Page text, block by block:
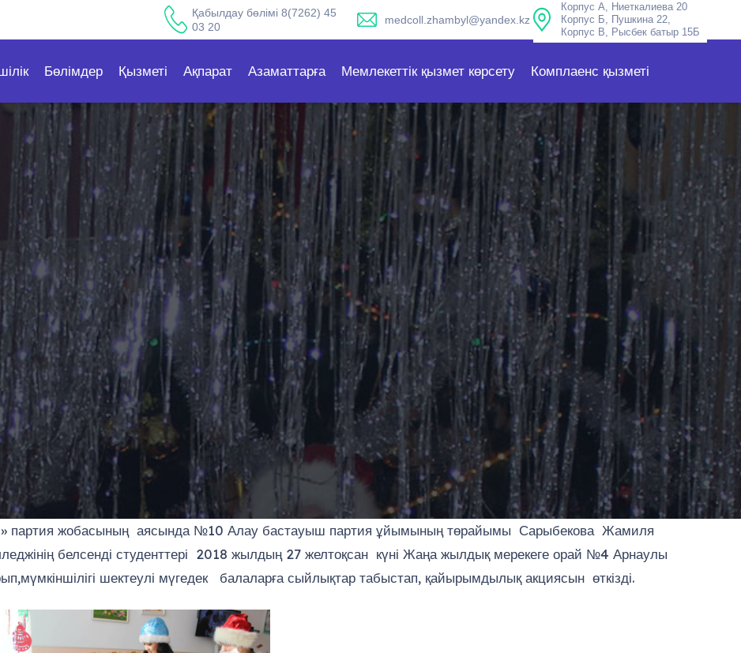
Қабылдау бөлімі 8(7262) 45
03 20
medcoll.zhambyl@yandex.kz
Корпус А, Ниеткалиева 20
Корпус Б, Пушкина 22,
Корпус В, Рысбек батыр 15Б
Бөлімдер Қызметі Ақпарат Азаматтарға Мемлекеттік қызмет көрсету Комплаенс қызметі
» партия жобасының аясында №10 Алау бастауыш партия ұйымының төрайымы Сарыбекова Жамиля
белсенді студенттері 2018 жылдың 27 желтоқсан күні Жаңа жылдық мерекеге орай №4 Арнаулы
шектеулі мүгедек балаларға сыйлықтар табыстап, қайырымдылық акциясын өткізді.